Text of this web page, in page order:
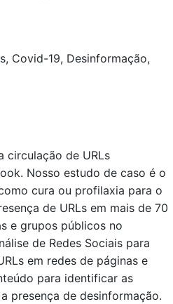
Covid-19, Desinformação,
circulação de URLs
Nosso estudo de caso é o
cura ou profilaxia para o
de URLs em mais de 70
e grupos públicos no
de Redes Sociais para
em redes de páginas e
para identificar as
presença de desinformação.